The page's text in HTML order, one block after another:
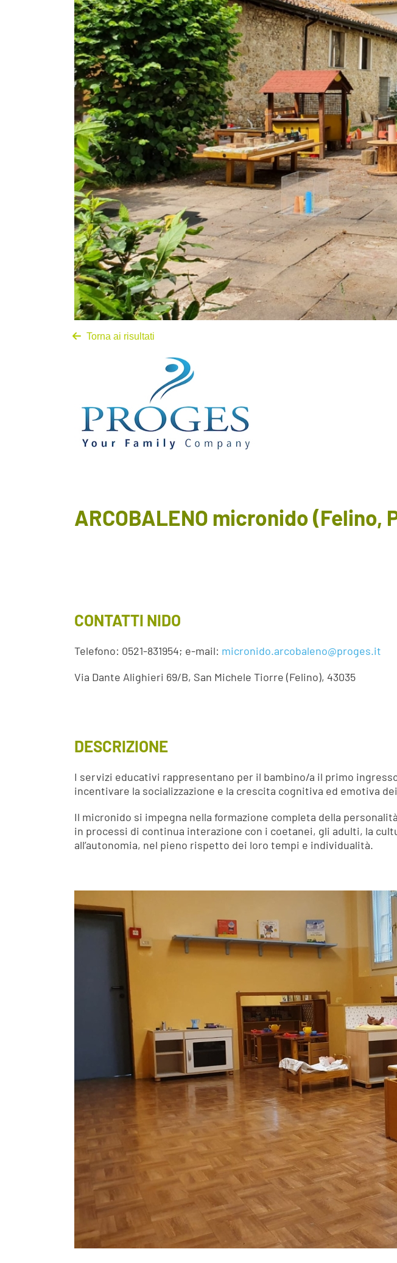
Torna ai risultati
ARCOBALENO micronido (Felino,
CONTATTI NIDO
Telefono: 0521-831954; e-mail: micronido.arcobaleno@proges.it
Via Dante Alighieri 69/B, San Michele Tiorre (Felino), 43035
DESCRIZIONE
I servizi educativi rappresentano per il bambino/a il primo
incentivare la socializzazione e la crescita cognitiva ed emotiva
Il micronido si impegna nella formazione completa della
in processi di continua interazione con i coetanei, gli adulti, la
all’autonomia, nel pieno rispetto dei loro tempi e individualità.